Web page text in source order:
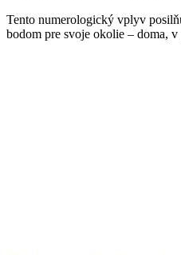
Tento numerologický vplyv
bodom pre svoje okolie – doma,